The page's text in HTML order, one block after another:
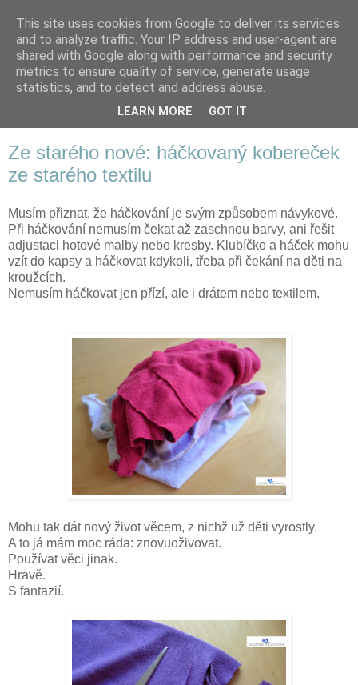
Ze starého nové: háčkovaný kobereček
ze starého textilu
Musím přiznat, že háčkování je svým způsobem návykové.
Při háčkování nemusím čekat až zaschnou barvy, ani řešit
adjustaci hotové malby nebo kresby. Klubíčko a háček mohu
vzít do kapsy a háčkovat kdykoli, třeba při čekání na děti na
kroužcích.
Nemusím háčkovat jen přízí, ale i drátem nebo textilem.
Mohu tak dát nový život věcem, z nichž už děti vyrostly.
A to já mám moc ráda: znovuoživovat.
Používat věci jinak.
Hravě.
S fantazií.
This site uses cookies from Google to deliver its services
and to analyze traffic. Your IP address and user-agent are
shared with Google along with performance and security
metrics to ensure quality of service, generate usage
statistics, and to detect and address abuse.
LEARN MORE GOT IT